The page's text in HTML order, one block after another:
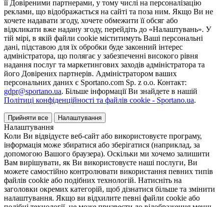
її Довіреними партнерами, у тому числі на персоналізацію
реклами, що відображається на сайті та поза ним. Якщо Ви не
хочете надавати згоду, хочете обмежити її обсяг або
відкликати вже надану згоду, перейдіть до «Налаштувань». У
тій мірі, в якій файли cookie міститимуть Ваші персональні
дані, підставою для їх обробки буде законний інтерес
адміністратора, що полягає у забезпеченні високого рівня
надання послуг та маркетингових заходів адміністратора та
його Довірених партнерів. Адміністратором ваших
персональних даних є Sportano.com Sp. z o.o. Контакт:
gdpr@sportano.ua. Більше інформації Ви знайдете в нашій
Політиці конфіденційності та файлів cookie - Sportano.ua.
Прийняти все Налаштування
Налаштування
Коли Ви відвідуєте веб-сайт або використовуєте програму,
інформація може збиратися або зберігатися (наприклад, за
допомогою Вашого браузера). Оскільки ми хочемо залишити
Вам вирішувати, як Ви використовуєте наші послуги, Ви
можете самостійно контролювати використання певних типів
файлів cookie або подібних технологій. Натисніть на
заголовки окремих категорій, щоб дізнатися більше та змінити
налаштування. Якщо ви відхилите певні файли cookie або